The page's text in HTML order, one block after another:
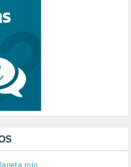
rojo